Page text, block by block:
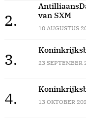
2.
van SXM
10 AUGUSTUS
3. 23 SEPTEMBER
4. 13 OKTOBER